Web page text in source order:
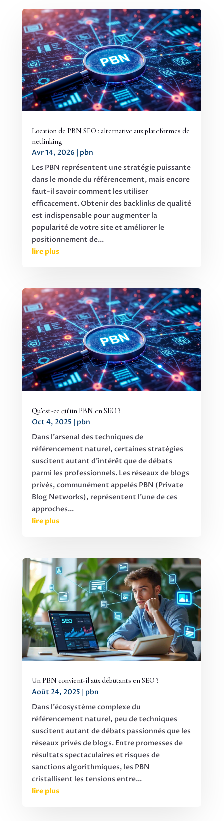
Location de PBN SEO : alternative aux plateformes de
netlinking
Avr 14, 2026
pbn
Les PBN représentent une stratégie puissante
dans le monde du référencement, mais encore
faut-il savoir comment les utiliser
efficacement. Obtenir des backlinks de qualité
est indispensable pour augmenter la
popularité de votre site et améliorer le
positionnement de...
lire plus
Qu’est-ce qu’un PBN en SEO ?
Oct 4, 2025
pbn
Dans l'arsenal des techniques de
référencement naturel, certaines stratégies
suscitent autant d'intérêt que de débats
parmi les professionnels. Les réseaux de blogs
privés, communément appelés PBN (Private
Blog Networks), représentent l'une de ces
approches...
lire plus
Un PBN convient-il aux débutants en SEO ?
Août 24, 2025 | pbn
Dans l'écosystème complexe du
référencement naturel, peu de techniques
suscitent autant de débats passionnés que les
réseaux privés de blogs. Entre promesses de
résultats spectaculaires et risques de
sanctions algorithmiques, les PBN
cristallisent les tensions entre...
lire plus